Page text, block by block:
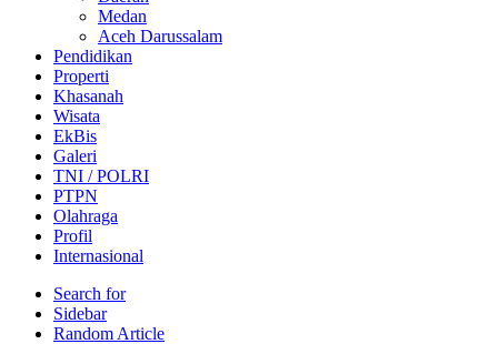
Medan
Aceh Darussalam
Pendidikan
Properti
Khasanah
Wisata
EkBis
Galeri
TNI / POLRI
PTPN
Olahraga
Profil
Internasional
Search for
Sidebar
Random Article